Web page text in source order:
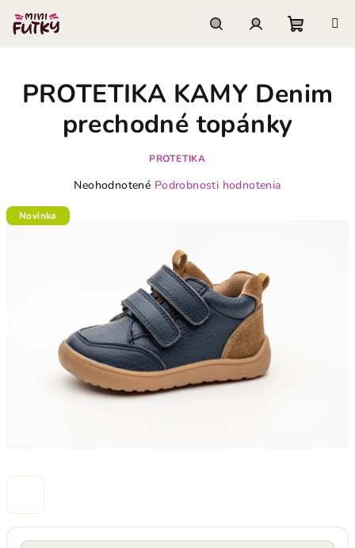
obsah
košík
PROTETIKA KAMY Denim
prechodné topánky
PROTETIKA
Priemerné
hviezdičiek.
Neohodnotené Podrobnosti hodnotenia
Novinka